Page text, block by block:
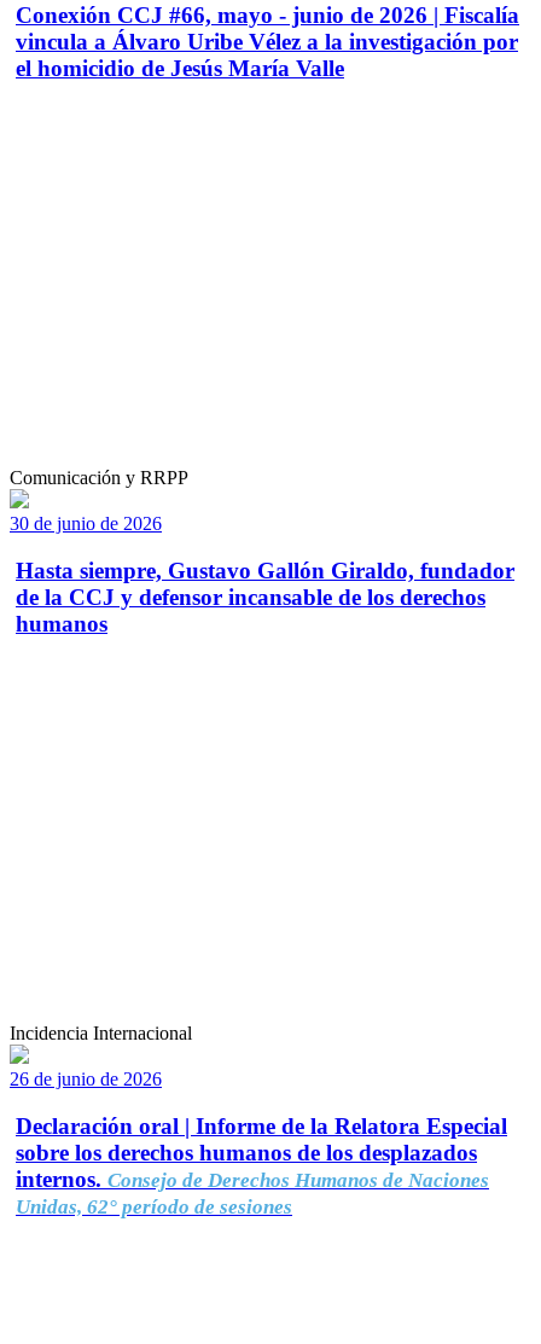
Conexión CCJ #66, mayo - junio de 2026 | Fiscalía
vincula a Álvaro Uribe Vélez a la investigación por
el homicidio de Jesús María Valle
Comunicación y RRPP
30 de junio de 2026
Hasta siempre, Gustavo Gallón Giraldo, fundador
de la CCJ y defensor incansable de los derechos
humanos
Incidencia Internacional
26 de junio de 2026
Declaración oral | Informe de la Relatora Especial
sobre los derechos humanos de los desplazados
internos. Consejo de Derechos Humanos de Naciones
Unidas, 62° período de sesiones